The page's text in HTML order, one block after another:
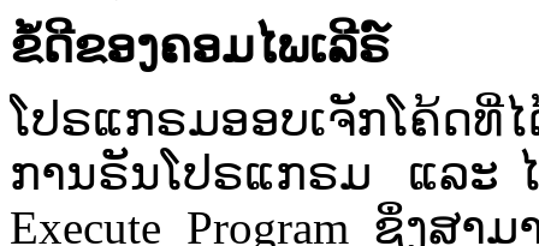
ຂໍ້​ດີ​ຂອງ​ຄອມ​ໄພ​ເລີ​ຣ໌​
ໂປຣ​ແກຣມ​ອອບ​ເຈັກ​ໂຄ້ດ​ທີ່​
ການ​ຣັນ​ໂປຣ​ແກຣມ​ ແລະ
Execute Program ຊຶ່ງ​ສ